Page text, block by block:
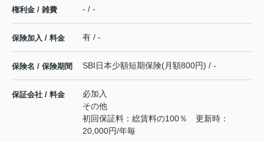
権利金 / 雑費 - / -
保険加入 / 料金 有 / -
保険名 / 保険期間 SBI日本少額短期保険(月額800円) / -
保証会社 / 料金
必加入
その他
初回保証料：総賃料の100％ 更新時：
20,000円/年毎